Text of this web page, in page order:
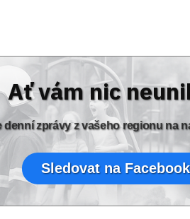
Ať vám nic
denní zprávy z vašeho regionu na
Sledovat na